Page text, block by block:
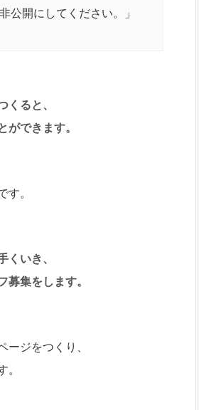
公開にしてください。」
くると、
ができます。
す。
くいき、
募集をします。
ージをつくり、
。